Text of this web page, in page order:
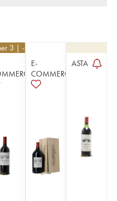
3 | - 10%
E-
COMMERCE
ASTA